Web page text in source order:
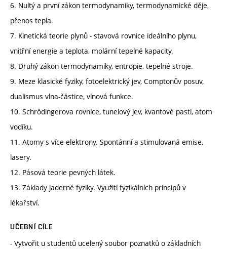
6. Nultý a první zákon termodynamiky, termodynamické děje,
přenos tepla.
7. Kinetická teorie plynů - stavová rovnice ideálního plynu,
vnitřní energie a teplota, molární tepelné kapacity.
8. Druhý zákon termodynamiky, entropie, tepelné stroje.
9. Meze klasické fyziky, fotoelektrický jev, Comptonův posuv,
dualismus vlna-částice, vlnová funkce.
10. Schrödingerova rovnice, tunelový jev, kvantové pasti, atom
vodíku.
11. Atomy s více elektrony. Spontánní a stimulovaná emise,
lasery.
12. Pásová teorie pevných látek.
13. Základy jaderné fyziky. Využití fyzikálních principů v
lékařství.
UČEBNÍ CÍLE
- Vytvořit u studentů ucelený soubor poznatků o základních